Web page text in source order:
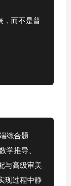
，而不是普
综合题
学推导、
与高级审美
现过程中静